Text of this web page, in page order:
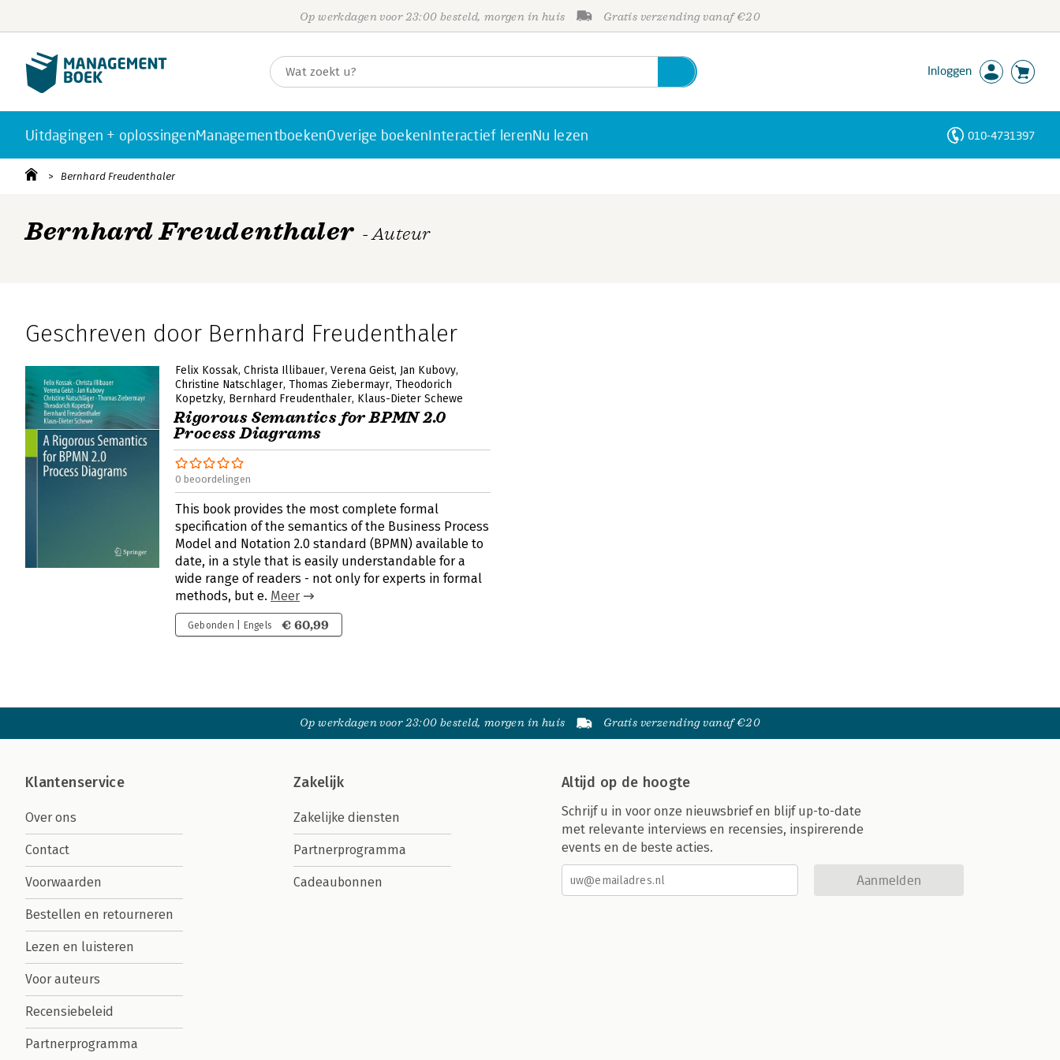
Op werkdagen voor 23:00 besteld, morgen in huis Gratis verzending vanaf €20
Inloggen
Uitdagingen + oplossingenManagementboekenOverige boekenInteractief lerenNu lezen 010-4731397
Bernhard Freudenthaler
Bernhard Freudenthaler - Auteur
Geschreven door Bernhard Freudenthaler
Felix Kossak Christa Illibauer Verena Geist Jan Kubovy
Christine Natschlager Thomas Ziebermayr Theodorich
Kopetzky Bernhard Freudenthaler Klaus-Dieter Schewe
Rigorous Semantics for BPMN 2.0
Process Diagrams
0 beoordelingen
This book provides the most complete formal
specification of the semantics of the Business Process
Model and Notation 2.0 standard (BPMN) available to
date, in a style that is easily understandable for a
wide range of readers - not only for experts in formal
methods, but e. Meer
Gebonden | Engels € 60,99
Op werkdagen voor 23:00 besteld, morgen in huis Gratis verzending vanaf €20
Klantenservice
Over ons
Contact
Voorwaarden
Bestellen en retourneren
Lezen en luisteren
Voor auteurs
Recensiebeleid
Partnerprogramma
Zakelijk
Zakelijke diensten
Partnerprogramma
Cadeaubonnen
Altijd op de hoogte
Schrijf u in voor onze nieuwsbrief en blijf up-to-date
met relevante interviews en recensies, inspirerende
events en de beste acties.
Aanmelden
Personen